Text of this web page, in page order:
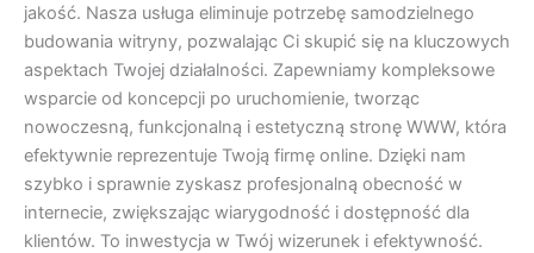
jakość. Nasza usługa eliminuje potrzebę samodzielnego
budowania witryny, pozwalając Ci skupić się na kluczowych
aspektach Twojej działalności. Zapewniamy kompleksowe
wsparcie od koncepcji po uruchomienie, tworząc
nowoczesną, funkcjonalną i estetyczną stronę WWW, która
efektywnie reprezentuje Twoją firmę online. Dzięki nam
szybko i sprawnie zyskasz profesjonalną obecność w
internecie, zwiększając wiarygodność i dostępność dla
klientów. To inwestycja w Twój wizerunek i efektywność.